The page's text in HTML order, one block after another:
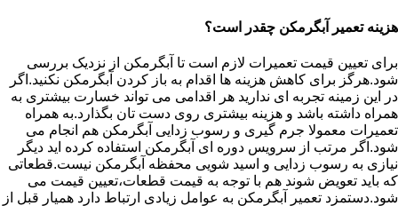
هزینه تعمیر آبگرمکن چقدر است؟
برای تعیین قیمت تعمیرات لازم است تا آبگرمکن از نزدیک بررسی
شود.هرگز برای کاهش هزینه ها اقدام به باز کردن آبگرمکن نکنید.اگر
در این زمینه تجربه ای ندارید هر اقدامی می تواند خسارت بیشتری به
همراه داشته باشد و هزینه بیشتری روی دست تان بگذارد.به همراه
تعمیرات معمولا جرم گیری و رسوب زدایی آبگرمکن هم انجام می
شود.اگر مرتب از سرویس دوره ای آبگرمکن استفاده کرده اید دیگر
نیازی به رسوب زدایی و اسید شویی محفظه آبگرمکن نیست.قطعاتی
که باید تعویض شوند هم با توجه به قیمت قطعات،تعیین قیمت می
شود.دستمزد تعمیر آبگرمکن به عوامل زیادی ارتباط دارد همیار قبل از